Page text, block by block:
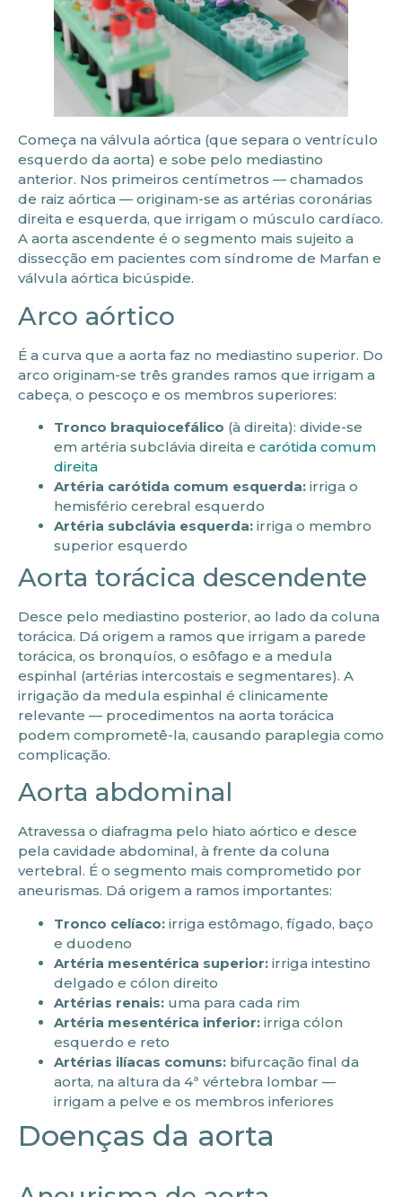
Começa na válvula aórtica (que separa o ventrículo
esquerdo da aorta) e sobe pelo mediastino
anterior. Nos primeiros centímetros — chamados
de raiz aórtica — originam-se as artérias coronárias
direita e esquerda, que irrigam o músculo cardíaco.
A aorta ascendente é o segmento mais sujeito a
dissecção em pacientes com síndrome de Marfan e
válvula aórtica bicúspide.
Arco aórtico
É a curva que a aorta faz no mediastino superior. Do
arco originam-se três grandes ramos que irrigam a
cabeça, o pescoço e os membros superiores:
Tronco braquiocefálico (à direita): divide-se
em artéria subclávia direita e carótida comum
direita
Artéria carótida comum esquerda: irriga o
hemisfério cerebral esquerdo
Artéria subclávia esquerda: irriga o membro
superior esquerdo
Aorta torácica descendente
Desce pelo mediastino posterior, ao lado da coluna
torácica. Dá origem a ramos que irrigam a parede
torácica, os bronquíos, o esôfago e a medula
espinhal (artérias intercostais e segmentares). A
irrigação da medula espinhal é clinicamente
relevante — procedimentos na aorta torácica
podem comprometê-la, causando paraplegia como
complicação.
Aorta abdominal
Atravessa o diafragma pelo hiato aórtico e desce
pela cavidade abdominal, à frente da coluna
vertebral. É o segmento mais comprometido por
aneurismas. Dá origem a ramos importantes:
Tronco celíaco: irriga estômago, fígado, baço
e duodeno
Artéria mesentérica superior: irriga intestino
delgado e cólon direito
Artérias renais: uma para cada rim
Artéria mesentérica inferior: irriga cólon
esquerdo e reto
Artérias ilíacas comuns: bifurcação final da
aorta, na altura da 4ª vértebra lombar —
irrigam a pelve e os membros inferiores
Doenças da aorta